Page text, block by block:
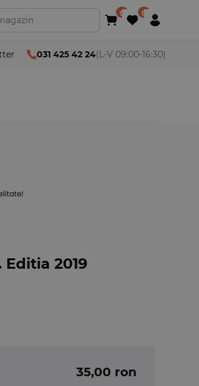
031 425 42 24(L-V 09:00-16:30)
2019
35,00 ron